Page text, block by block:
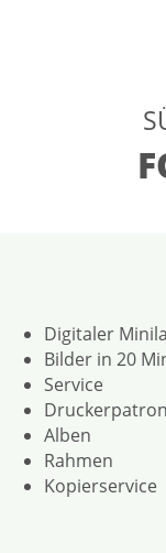
Digitaler
Bilder in 20
Service
Alben
Rahmen
Kopierservice